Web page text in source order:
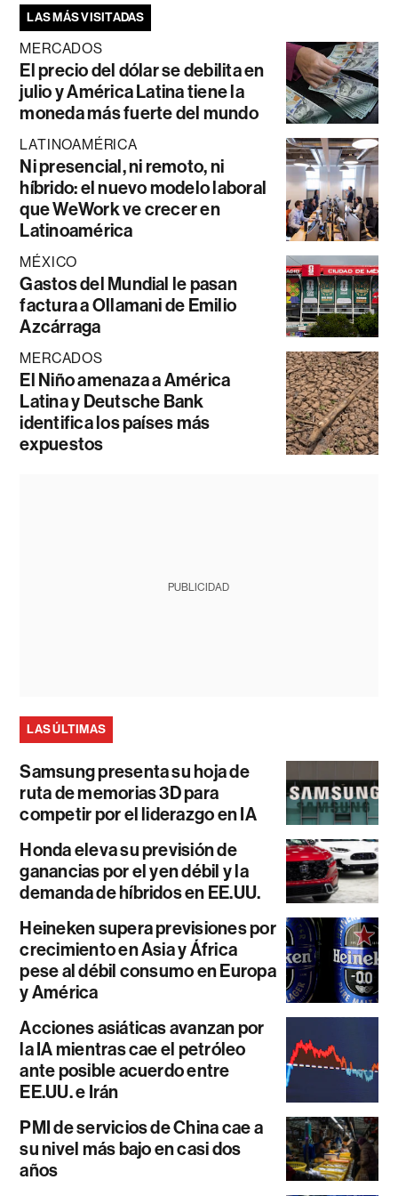
LAS MÁS VISITADAS
MERCADOS
El precio del dólar se debilita en
julio y América Latina tiene la
moneda más fuerte del mundo
LATINOAMÉRICA
Ni presencial, ni remoto, ni
híbrido: el nuevo modelo laboral
que WeWork ve crecer en
Latinoamérica
MÉXICO
Gastos del Mundial le pasan
factura a Ollamani de Emilio
Azcárraga
MERCADOS
El Niño amenaza a América
Latina y Deutsche Bank
identifica los países más
expuestos
PUBLICIDAD
LAS ÚLTIMAS
Samsung presenta su hoja de
ruta de memorias 3D para
competir por el liderazgo en IA
Honda eleva su previsión de
ganancias por el yen débil y la
demanda de híbridos en EE.UU.
Heineken supera previsiones por
crecimiento en Asia y África
pese al débil consumo en Europa
y América
Acciones asiáticas avanzan por
la IA mientras cae el petróleo
ante posible acuerdo entre
EE.UU. e Irán
PMI de servicios de China cae a
su nivel más bajo en casi dos
años